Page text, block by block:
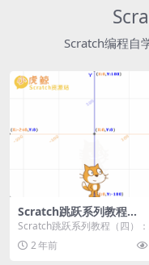
Scratch编程自
Scratch跳跃系列教程
（四）：精准着陆
Scratch跳跃系列教程（四）
着陆 作者：小虎鲸Scratch资源
... 2 年前